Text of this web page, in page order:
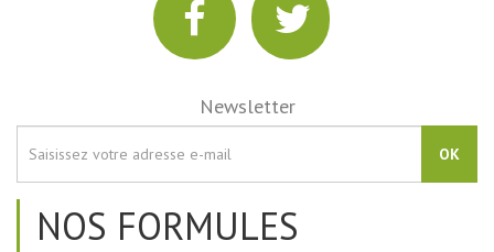
Newsletter
OK
NOS FORMULES